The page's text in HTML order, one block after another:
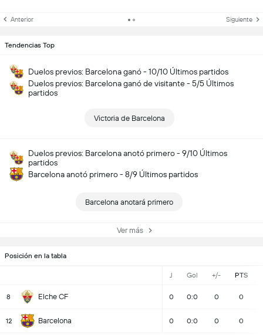
Anterior Siguiente
Tendencias Top
Duelos previos: Barcelona ganó - 10/10 Últimos partidos
Duelos previos: Barcelona ganó de visitante - 5/5 Últimos
partidos
Victoria de Barcelona
Duelos previos: Barcelona anotó primero - 9/10 Últimos
partidos
Barcelona anotó primero - 8/9 Últimos partidos
Barcelona anotará primero
Ver más
Posición en la tabla
J Gol +/- PTS
8 Elche CF 0 0:0 0 0
12 Barcelona 0 0:0 0 0